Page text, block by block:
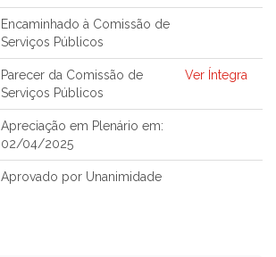
Encaminhado à Comissão de
Serviços Públicos
Parecer da Comissão de
Serviços Públicos
Ver Íntegra
Apreciação em Plenário em:
02/04/2025
Aprovado por Unanimidade